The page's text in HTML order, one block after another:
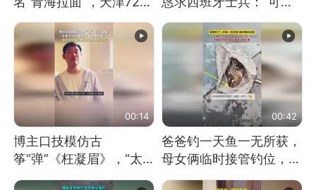
面馆已集体更换招牌
可以不要把我遣返回国”
00:14
博主口技模仿古
筝“弹”《枉凝眉》，“太
像了～你是吃古筝长大的
00:42
爸爸钓一天鱼一无所获，
母女俩临时接管钓位，用
玩具鱼竿钓上大鱼